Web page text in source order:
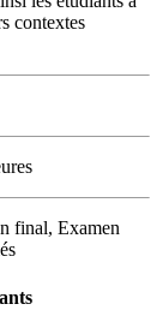
contextes
final, Examen